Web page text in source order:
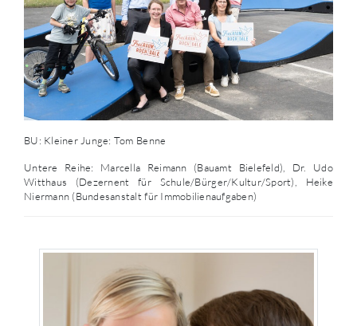
BU: Kleiner Junge: Tom Benne
Untere Reihe: Marcella Reimann (Bauamt Bielefeld), Dr. Udo
Witthaus (Dezernent für Schule/Bürger/Kultur/Sport), Heike
Niermann (Bundesanstalt für Immobilienaufgaben)